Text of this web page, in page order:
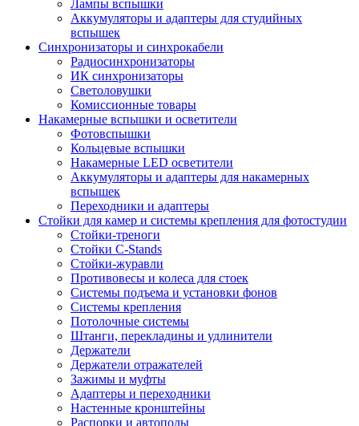
Лампы вспышки
Аккумуляторы и адаптеры для студийных
вспышек
Синхронизаторы и синхрокабели
Радиосинхронизаторы
ИК синхронизаторы
Светоловушки
Комиссионные товары
Накамерные вспышки и осветители
Фотовспышки
Кольцевые вспышки
Накамерные LED осветители
Аккумуляторы и адаптеры для накамерных
вспышек
Переходники и адаптеры
Стойки для камер и системы крепления для фотостудии
Стойки-треноги
Стойки C-Stands
Стойки-журавли
Противовесы и колеса для стоек
Системы подъема и установки фонов
Системы крепления
Потолочные системы
Штанги, перекладины и удлинители
Держатели
Держатели отражателей
Зажимы и муфты
Адаптеры и переходники
Настенные кронштейны
Распорки и автополы